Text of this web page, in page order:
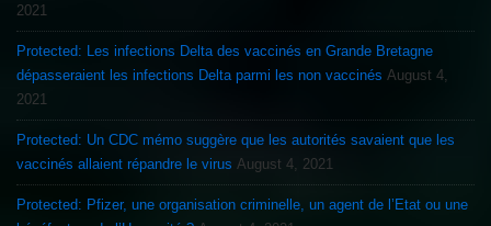
2021
Protected: Les infections Delta des vaccinés en Grande Bretagne
dépasseraient les infections Delta parmi les non vaccinés August 4,
2021
Protected: Un CDC mémo suggère que les autorités savaient que les
vaccinés allaient répandre le virus August 4, 2021
Protected: Pfizer, une organisation criminelle, un agent de l’Etat ou une